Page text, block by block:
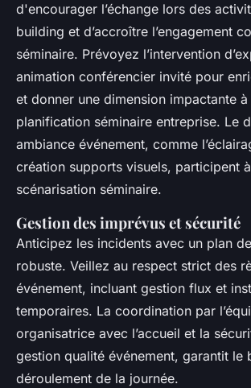
d'encourager l’échange lors des
building et d’accroître l’engagement
séminaire. Prévoyez l’intervention
animation conférencier invité pour
et donner une dimension impactante
planification séminaire entreprise. Le
ambiance événement, comme
création supports visuels, participent
scénarisation séminaire.
Gestion des imprévus et sécurité
Anticipez les incidents avec un plan
robuste. Veillez au respect strict des
événement, incluant gestion flux et
temporaires. La coordination par
organisatrice avec l’accueil et la
gestion qualité événement, garantit le
déroulement de la journée.